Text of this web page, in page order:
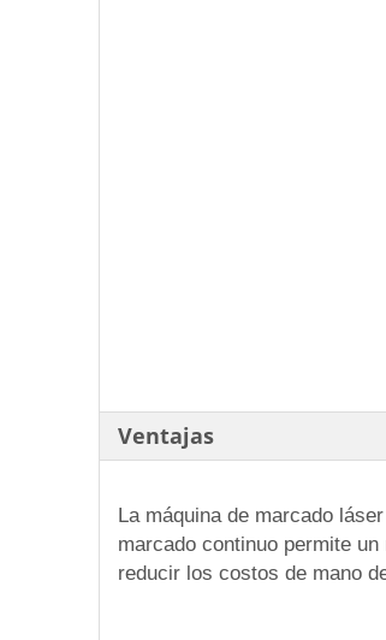
Ventajas
La máquina de marcado
marcado continuo permite
reducir los costos de mano